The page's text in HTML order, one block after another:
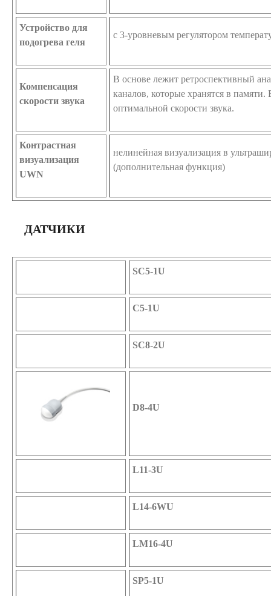
Устройство для
подогрева геля
с 3-уровневым регулятором
Компенсация
скорости звука
В основе лежит ретроспективный
каналов, которые хранятся в
оптимальной скорости звука.
Контрастная
визуализация
UWN
нелинейная визуализация в
(дополнительная функция)
ДАТЧИКИ
SC5-1U
C5-1U
SC8-2U
D8-4U
L11-3U
L14-6WU
LM16-4U
SP5-1U